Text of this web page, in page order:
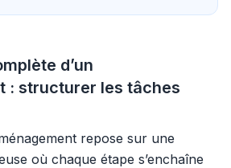
d’un
: structurer les tâches
repose sur une
où chaque étape s’enchaîne